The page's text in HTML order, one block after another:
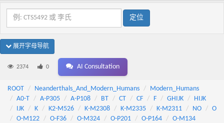
展开字母导航
2374 0 AI Consultation
ROOT Neanderthals_And_Modern_Humans
Modern_Humans
A0-T
A-P305 A-P108 BT CT CF F GHIJK
HIJK
IJK
K K2-M526 K-M2308 K-M2335 K-M2311 NO
O
O-M122
O-F36 O-M324 O-P201 O-P164
O-M134